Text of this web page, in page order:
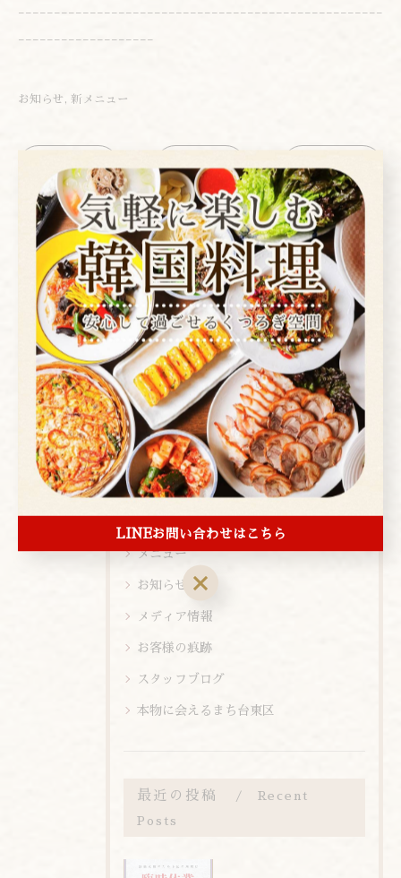
---------------------------------------------------
-------------------
お知らせ 新メニュー
< 前のページ 一覧に戻る 次のページ >
カテゴリー Categories
全てのカテゴリー
焼肉
コース
お酒
ランチ
ディナー
店内ビュー
メニュー
お知らせ
メディア情報
お客様の痕跡
スタッフブログ
本物に会えるまち台東区
最近の投稿 Recent
Posts
LINEお問い合わせはこちら